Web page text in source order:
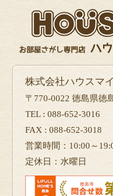
株式会社ハウスマ
〒770-0022 徳島県徳
TEL : 088-652-3016
FAX : 088-652-3018
営業時間：10:00～
定休日：水曜日